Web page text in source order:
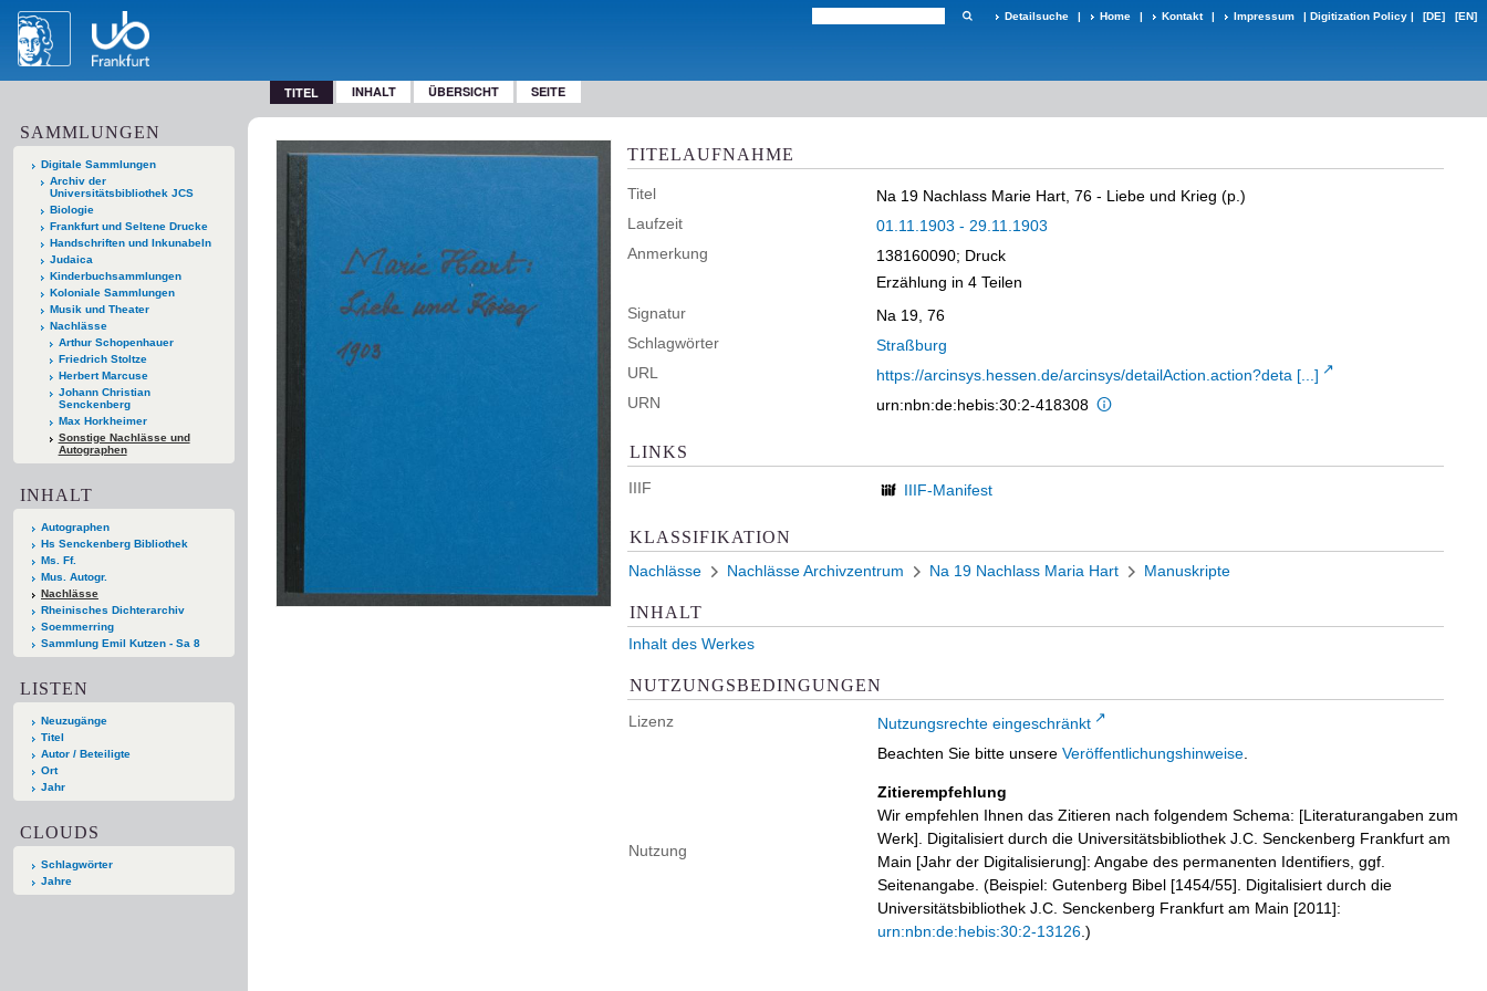
Detailsuche | Home | Kontakt | Impressum | Digitization Policy | [DE] [EN]
TITEL INHALT ÜBERSICHT SEITE
SAMMLUNGEN
Digitale Sammlungen
Archiv der
Universitätsbibliothek JCS
Biologie
Frankfurt und Seltene Drucke
Handschriften und Inkunabeln
Judaica
Kinderbuchsammlungen
Koloniale Sammlungen
Musik und Theater
Nachlässe
Arthur Schopenhauer
Friedrich Stoltze
Herbert Marcuse
Johann Christian
Senckenberg
Max Horkheimer
Sonstige Nachlässe und
Autographen
INHALT
Autographen
Hs Senckenberg Bibliothek
Ms. Ff.
Mus. Autogr.
Nachlässe
Rheinisches Dichterarchiv
Soemmerring
Sammlung Emil Kutzen - Sa 8
LISTEN
Neuzugänge
Titel
Autor / Beteiligte
Ort
Jahr
CLOUDS
Schlagwörter
Jahre
TITELAUFNAHME
Titel
Na 19 Nachlass Marie Hart, 76 - Liebe und Krieg (p.)
Laufzeit
01.11.1903 - 29.11.1903
Anmerkung
138160090; Druck
Erzählung in 4 Teilen
Signatur
Na 19, 76
Schlagwörter
Straßburg
URL
https://arcinsys.hessen.de/arcinsys/detailAction.action?deta [...]
URN
urn:nbn:de:hebis:30:2-418308
LINKS
IIIF IIIF-Manifest
KLASSIFIKATION
Nachlässe Nachlässe Archivzentrum Na 19 Nachlass Maria Hart Manuskripte
INHALT
Inhalt des Werkes
NUTZUNGSBEDINGUNGEN
Lizenz Nutzungsrechte eingeschränkt
Nutzung
Beachten Sie bitte unsere Veröffentlichungshinweise
Zitierempfehlung
Wir empfehlen Ihnen das Zitieren nach folgendem Schema: [Literaturangaben zum
Werk]. Digitalisiert durch die Universitätsbibliothek J.C. Senckenberg Frankfurt am
Main [Jahr der Digitalisierung]: Angabe des permanenten Identifiers, ggf.
Seitenangabe. (Beispiel: Gutenberg Bibel [1454/55]. Digitalisiert durch die
Universitätsbibliothek J.C. Senckenberg Frankfurt am Main [2011]:
urn:nbn:de:hebis:30:2-13126 .)